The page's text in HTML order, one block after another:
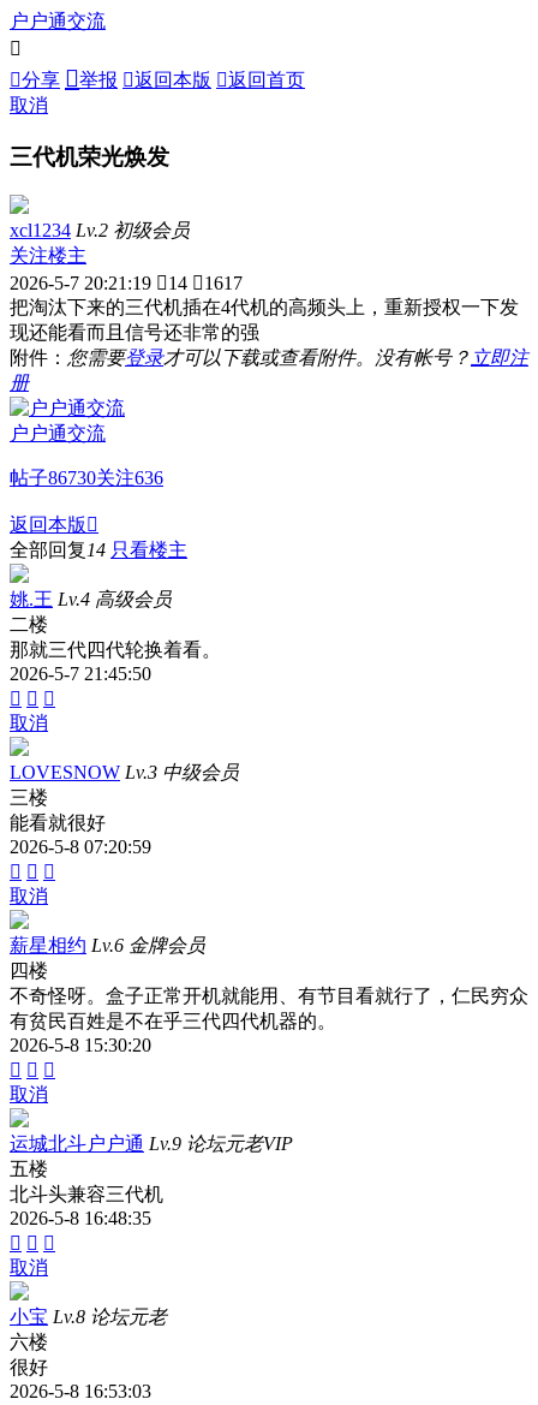
户户通交流

分享 举报 返回本版 返回首页
取消
三代机荣光焕发
xcl1234 Lv.2 初级会员
关注楼主
2026-5-7 20:21:19 14 1617
把淘汰下来的三代机插在4代机的高频头上，重新授权一下发
现还能看而且信号还非常的强
附件： 您需要登录才可以下载或查看附件。没有帐号？ 立即注
册
户户通交流
帖子86730关注636
返回本版 
全部回复14 只看楼主
姚.王 Lv.4 高级会员
二楼
那就三代四代轮换着看。
2026-5-7 21:45:50
  
取消
LOVESNOW Lv.3 中级会员
三楼
能看就很好
2026-5-8 07:20:59
  
取消
薪星相约 Lv.6 金牌会员
四楼
不奇怪呀。盒子正常开机就能用、有节目看就行了，仁民穷众
有贫民百姓是不在乎三代四代机器的。
2026-5-8 15:30:20
  
取消
运城北斗户户通 Lv.9 论坛元老VIP
五楼
北斗头兼容三代机
2026-5-8 16:48:35
  
取消
小宝 Lv.8 论坛元老
六楼
很好
2026-5-8 16:53:03